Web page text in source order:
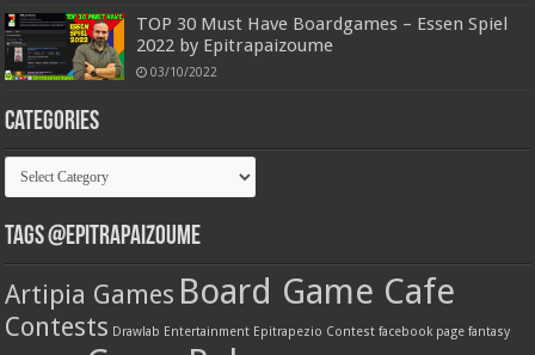
TOP 30 Must Have Boardgames – Essen Spiel
2022 by Epitrapaizoume
03/10/2022
Categories
Categories
Tags @Epitrapaizoume
Artipia Games Board Game Cafe
Contests Drawlab Entertainment Epitrapezio Contest facebook page fantasy